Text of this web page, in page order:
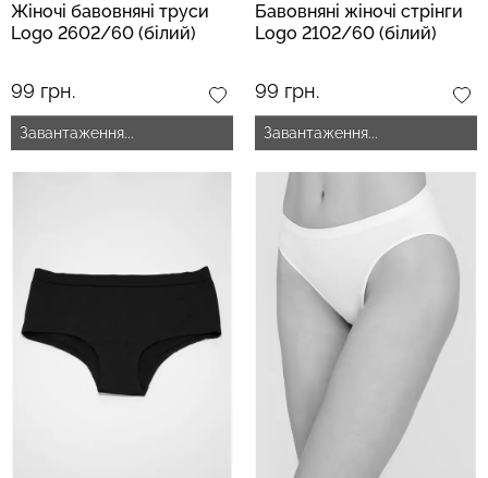
Жіночі бавовняні труси
Logo 2602/60 (білий)
99 грн.
Завантаження...
Бавовняні жіночі стрінги
Logo 2102/60 (білий)
99 грн.
Завантаження...